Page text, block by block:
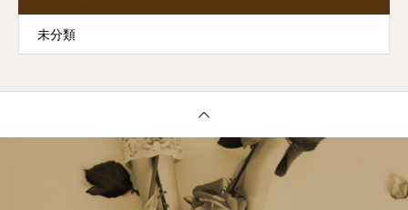
未分類